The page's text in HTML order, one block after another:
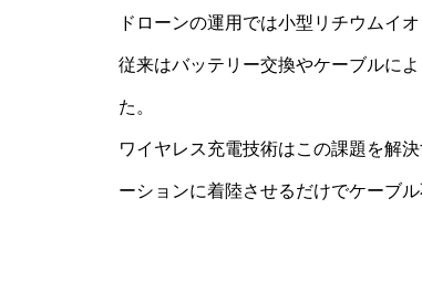
ドローンの運用では小型リチウムイ
従来はバッテリー交換やケーブルに
た。
ワイヤレス充電技術はこの課題を解
ーションに着陸させるだけでケーブ